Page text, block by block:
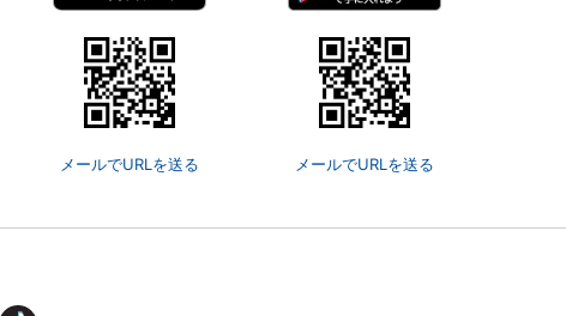
メールでURLを送る
メールでURLを送る